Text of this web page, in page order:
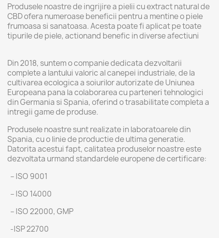
Produsele noastre de ingrijire a pielii cu extract natural de
CBD ofera numeroase beneficii pentru a mentine o piele
frumoasa si sanatoasa. Acesta poate fi aplicat pe toate
tipurile de piele, actionand benefic in diverse afectiuni
Din 2018, suntem o companie dedicata dezvoltarii
complete a lantului valoric al canepei industriale, de la
cultivarea ecologica a soiurilor autorizate de Uniunea
Europeana pana la colaborarea cu parteneri tehnologici
din Germania si Spania, oferind o trasabilitate completa a
intregii game de produse.
Produsele noastre sunt realizate in laboratoarele din
Spania, cu o linie de productie de ultima generatie.
Datorita acestui fapt, calitatea produselor noastre este
dezvoltata urmand standardele europene de certificare:
– ISO 9001
– ISO 14000
– ISO 22000, GMP
-ISP 22700